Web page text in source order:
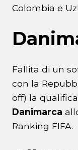
Colombia e
Fallita di un
con la
off) la
Danimarca
Ranking FIFA.